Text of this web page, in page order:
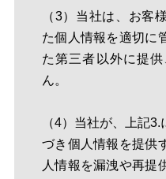
（3）当社は、お客
た個人情報を適切に
た第三者以外に提
ん。
（4）当社が、上記
づき個人情報を提供
人情報を漏洩や再提